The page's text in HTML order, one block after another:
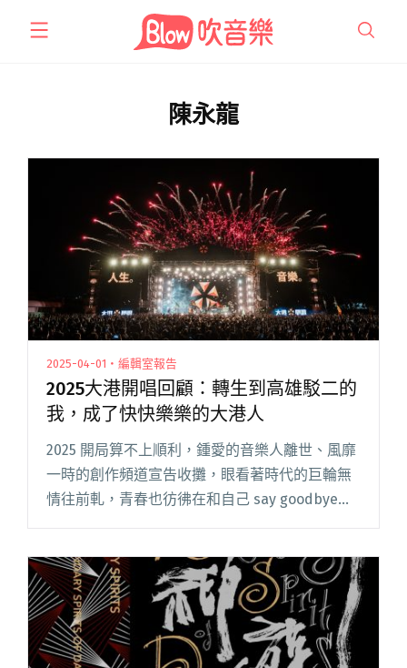
陳永龍
2025-04-01・編輯室報告
2025大港開唱回顧：轉生到高雄駁二的
我，成了快快樂樂的大港人
2025 開局算不上順利，鍾愛的音樂人離世、風靡
一時的創作頻道宣告收攤，眼看著時代的巨輪無
情往前軋，青春也彷彿在和自己 say goodbye。
總覺得還沒準備好長大，但要煩惱的事情卻越來
春天，一下子閱讀全文 "2025大港開唱回顧：轉
生到高雄駁二的我，成了快快樂樂的大港人"